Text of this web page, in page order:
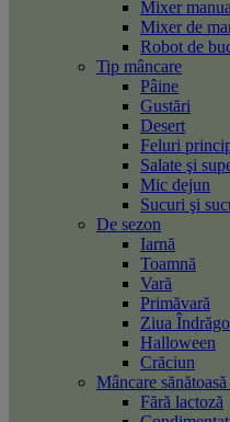
Mixer
Mixer de
Robot de
Tip mâncare
Pâine
Gustări
Desert
Feluri
Salate şi
Mic dejun
Sucuri şi
De sezon
Iarnă
Toamnă
Vară
Primăvară
Ziua
Halloween
Crăciun
Mâncare
Fără lactoză